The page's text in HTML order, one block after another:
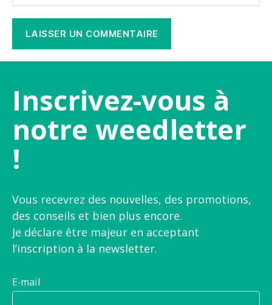
Inscrivez-vous à
notre weedletter
!
Vous recevrez des nouvelles, des promotions,
des conseils et bien plus encore.
Je déclare être majeur en acceptant
l’inscription à la newsletter.
E-mail